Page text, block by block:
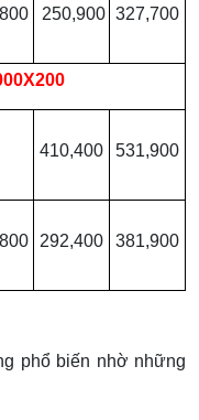
250,900 327,700
410,400 531,900
292,400 381,900
phổ biến nhờ những